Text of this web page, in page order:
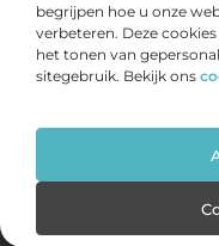
begrijpen hoe u onze
verbeteren. Deze
het tonen van
sitegebruik. Bekijk ons
Onze informatie
@2025